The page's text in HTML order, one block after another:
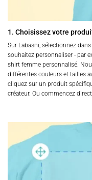
1. Choisissez votre
Sur Labasni, sélectionnez
souhaitez personnaliser - par
shirt femme personnalisé.
différentes couleurs et tailles
cliquez sur un produit
créateur. Ou commencez